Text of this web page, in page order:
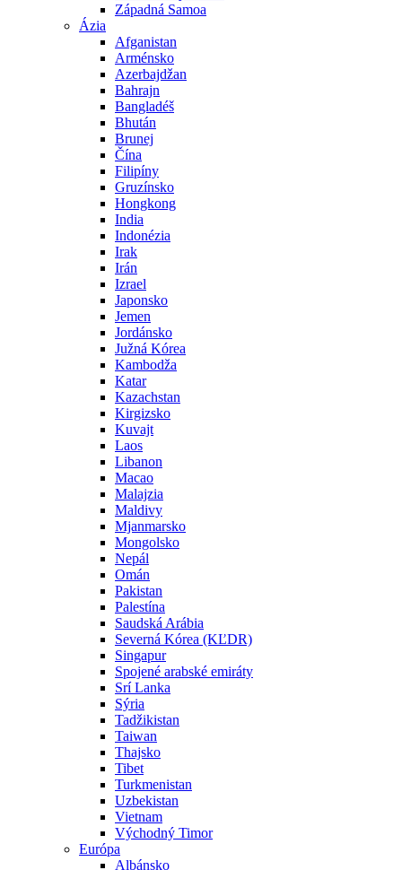
Západná Samoa
Ázia
Afganistan
Arménsko
Azerbajdžan
Bahrajn
Bangladéš
Bhután
Brunej
Čína
Filipíny
Gruzínsko
Hongkong
India
Indonézia
Irak
Irán
Izrael
Japonsko
Jemen
Jordánsko
Južná Kórea
Kambodža
Katar
Kazachstan
Kirgizsko
Kuvajt
Laos
Libanon
Macao
Malajzia
Maldivy
Mjanmarsko
Mongolsko
Nepál
Omán
Pakistan
Palestína
Saudská Arábia
Severná Kórea (KĽDR)
Singapur
Spojené arabské emiráty
Srí Lanka
Sýria
Tadžikistan
Taiwan
Thajsko
Tibet
Turkmenistan
Uzbekistan
Vietnam
Východný Timor
Európa
Albánsko